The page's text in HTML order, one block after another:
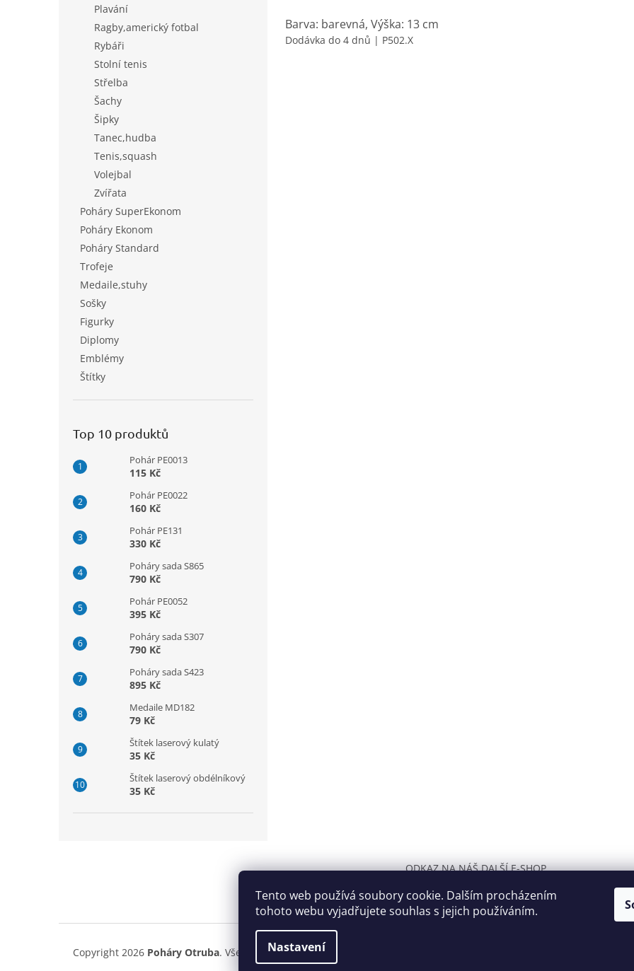
Tento web používá soubory cookie. Dalším procházením
tohoto webu vyjadřujete souhlas s jejich používáním.
Nastavení
Plavání
Ragby,americký fotbal
Rybáři
Stolní tenis
Střelba
Šachy
Šipky
Tanec,hudba
Tenis,squash
Volejbal
Zvířata
Poháry SuperEkonom
Poháry Ekonom
Poháry Standard
Trofeje
Medaile,stuhy
Sošky
Figurky
Diplomy
Emblémy
Štítky
Top 10 produktů
Pohár PE0013
115 Kč
Pohár PE0022
160 Kč
Pohár PE131
330 Kč
Poháry sada S865
790 Kč
Pohár PE0052
395 Kč
Poháry sada S307
790 Kč
Poháry sada S423
895 Kč
Medaile MD182
79 Kč
Štítek laserový kulatý
35 Kč
Štítek laserový obdélníkový
35 Kč
Barva: barevná, Výška: 13 cm
Dodávka do 4 dnů | P502.X
ODKAZ NA NÁŠ DALŠÍ E-SHOP
Copyright 2026 Poháry Otruba. Všechna práva vyhrazena.